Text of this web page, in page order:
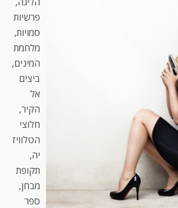
פרשיות
סמויות,
מלחמת
המינים,
ביצים
אל
הקיר,
חלוצי
הטלוויז
יה,
תקופת
מבחן,
ספר